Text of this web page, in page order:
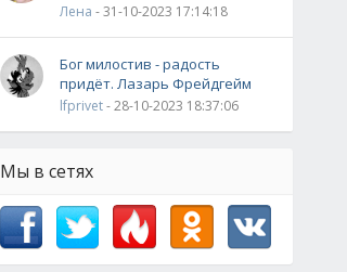
Лена - 31-10-2023 17:14:18
Бог милостив - радость
придёт. Лазарь Фрейдгейм
lfprivet- 28-10-2023 18:37:06
Мы в сетях